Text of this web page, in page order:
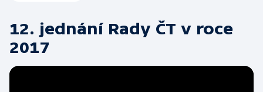
12. jednání Rady ČT v roce
2017